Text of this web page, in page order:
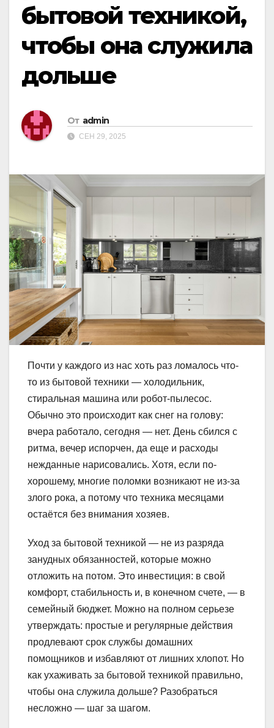
бытовой техникой,
чтобы она служила
дольше
От admin
СЕН 29, 2025
Почти у каждого из нас хоть раз ломалось что-
то из бытовой техники — холодильник,
стиральная машина или робот-пылесос.
Обычно это происходит как снег на голову:
вчера работало, сегодня — нет. День сбился с
ритма, вечер испорчен, да еще и расходы
нежданные нарисовались. Хотя, если по-
хорошему, многие поломки возникают не из-за
злого рока, а потому что техника месяцами
остаётся без внимания хозяев.
Уход за бытовой техникой — не из разряда
занудных обязанностей, которые можно
отложить на потом. Это инвестиция: в свой
комфорт, стабильность и, в конечном счете, — в
семейный бюджет. Можно на полном серьезе
утверждать: простые и регулярные действия
продлевают срок службы домашних
помощников и избавляют от лишних хлопот. Но
как ухаживать за бытовой техникой правильно,
чтобы она служила дольше? Разобраться
несложно — шаг за шагом.